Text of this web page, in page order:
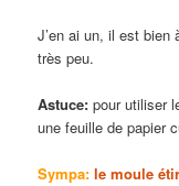
J’en ai un, il est bien
très peu.
Astuce: pour utiliser
une feuille de papier
Sympa:le moule